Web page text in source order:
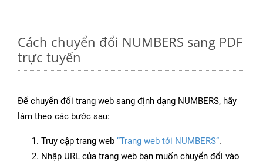
Cách chuyển đổi NUMBERS sang PDF
trực tuyến
Để chuyển đổi trang web sang định dạng NUMBERS, hãy
làm theo các bước sau:
Truy cập trang web “Trang web tới NUMBERS”.
Nhập URL của trang web bạn muốn chuyển đổi vào